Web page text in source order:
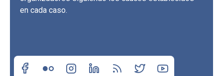
en cada caso.